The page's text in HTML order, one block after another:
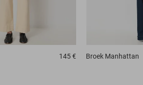
145 € Broek Manhattan